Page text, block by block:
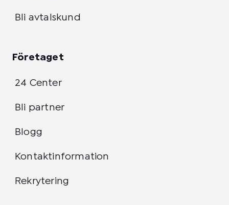
Bli avtalskund
Företaget
24 Center
Bli partner
Blogg
Kontaktinformation
Rekrytering